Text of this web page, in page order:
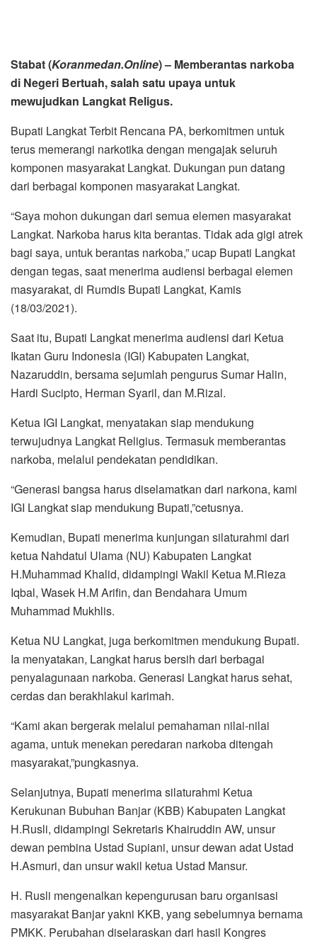
Stabat (Koranmedan.Online) – Memberantas narkoba
di Negeri Bertuah, salah satu upaya untuk
mewujudkan Langkat Religus.
Bupati Langkat Terbit Rencana PA, berkomitmen untuk
terus memerangi narkotika dengan mengajak seluruh
komponen masyarakat Langkat. Dukungan pun datang
dari berbagai komponen masyarakat Langkat.
“Saya mohon dukungan dari semua elemen masyarakat
Langkat. Narkoba harus kita berantas. Tidak ada gigi atrek
bagi saya, untuk berantas narkoba,” ucap Bupati Langkat
dengan tegas, saat menerima audiensi berbagai elemen
masyarakat, di Rumdis Bupati Langkat, Kamis
(18/03/2021).
Saat itu, Bupati Langkat menerima audiensi dari Ketua
Ikatan Guru Indonesia (IGI) Kabupaten Langkat,
Nazaruddin, bersama sejumlah pengurus Sumar Halin,
Hardi Sucipto, Herman Syaril, dan M.Rizal.
Ketua IGI Langkat, menyatakan siap mendukung
terwujudnya Langkat Religius. Termasuk memberantas
narkoba, melalui pendekatan pendidikan.
“Generasi bangsa harus diselamatkan dari narkona, kami
IGI Langkat siap mendukung Bupati,”cetusnya.
Kemudian, Bupati menerima kunjungan silaturahmi dari
ketua Nahdatul Ulama (NU) Kabupaten Langkat
H.Muhammad Khalid, didampingi Wakil Ketua M.Rieza
Iqbal, Wasek H.M Arifin, dan Bendahara Umum
Muhammad Mukhlis.
Ketua NU Langkat, juga berkomitmen mendukung Bupati.
Ia menyatakan, Langkat harus bersih dari berbagai
penyalagunaan narkoba. Generasi Langkat harus sehat,
cerdas dan berakhlakul karimah.
“Kami akan bergerak melalui pemahaman nilai-nilai
agama, untuk menekan peredaran narkoba ditengah
masyarakat,”pungkasnya.
Selanjutnya, Bupati menerima silaturahmi Ketua
Kerukunan Bubuhan Banjar (KBB) Kabupaten Langkat
H.Rusli, didampingi Sekretaris Khairuddin AW, unsur
dewan pembina Ustad Supiani, unsur dewan adat Ustad
H.Asmuri, dan unsur wakil ketua Ustad Mansur.
H. Rusli mengenalkan kepengurusan baru organisasi
masyarakat Banjar yakni KKB, yang sebelumnya bernama
PMKK. Perubahan diselaraskan dari hasil Kongres